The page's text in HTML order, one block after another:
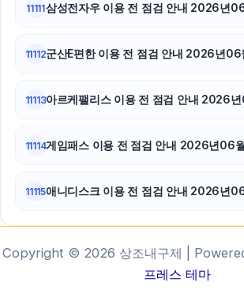
11111삼성전자우 이용 전 점검 안내 2026년
11112군산E편한 이용 전 점검 안내 2026년06
11113아르케팰리스 이용 전 점검 안내 2026
11114게임패스 이용 전 점검 안내 2026년06
11115애니디스크 이용 전 점검 안내 2026년
Copyright © 2026 상조내구제 |
프레스 테마